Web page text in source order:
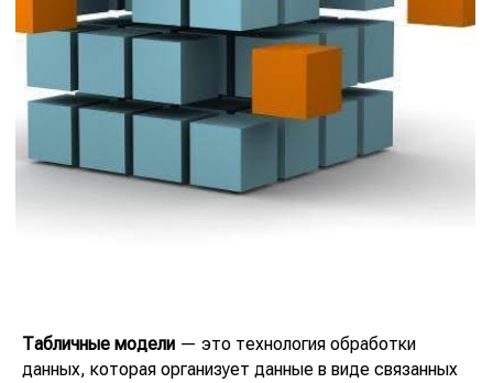
Табличные модели — это технология обработки
данных, которая организует данные в виде связанных